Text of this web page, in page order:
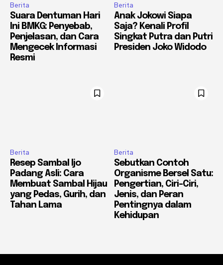
Berita
Suara Dentuman Hari
Ini BMKG: Penyebab,
Penjelasan, dan Cara
Mengecek Informasi
Resmi
Berita
Anak Jokowi Siapa
Saja? Kenali Profil
Singkat Putra dan Putri
Presiden Joko Widodo
Berita
Resep Sambal Ijo
Padang Asli: Cara
Membuat Sambal Hijau
yang Pedas, Gurih, dan
Tahan Lama
Berita
Sebutkan Contoh
Organisme Bersel Satu:
Pengertian, Ciri-Ciri,
Jenis, dan Peran
Pentingnya dalam
Kehidupan